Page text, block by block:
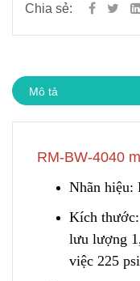
Chia sẻ:
Mô tả
RM-BW-4040
Nhãn hiệu:
Kích
lưu lượng
việc 225 psi